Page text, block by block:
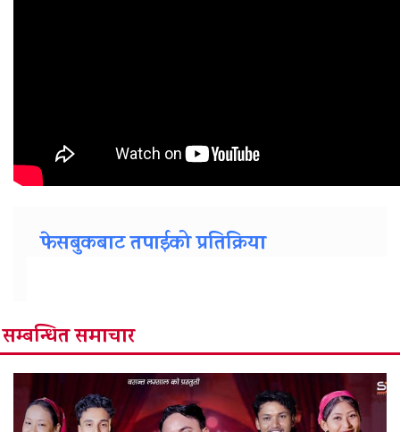
फेसबुकबाट तपाईको प्रतिक्रिया
सम्बन्धित समाचार